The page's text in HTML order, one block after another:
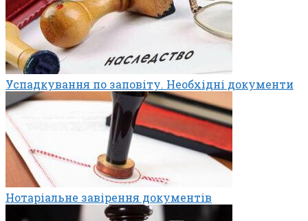
Успадкування по заповіту. Необхідні документи
Нотаріальне завірення документів